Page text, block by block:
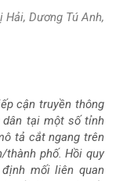
Hải, Dương Tú Anh,
cận truyền thông
tại một số tỉnh
tả cắt ngang trên
thành phố. Hồi quy
mối liên quan